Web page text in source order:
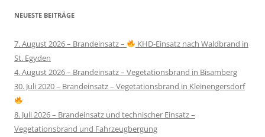
NEUESTE BEITRÄGE
7. August 2026 – Brandeinsatz –
KHD-Einsatz nach Waldbrand in
St. Egyden
4. August 2026 – Brandeinsatz – Vegetationsbrand in Bisamberg
30. Juli 2020 – Brandeinsatz – Vegetationsbrand in Kleinengersdorf
8. Juli 2026 – Brandeinsatz und technischer Einsatz –
Vegetationsbrand und Fahrzeugbergung